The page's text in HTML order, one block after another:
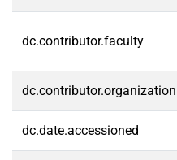
dc.contributor.faculty
dc.contributor.organization
dc.date.accessioned